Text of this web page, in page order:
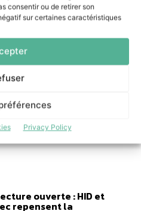
consentir ou de retirer son
sur certaines caractéristiques
Privacy Policy
service du
: l’approche
ouverte : HID et
repensent la